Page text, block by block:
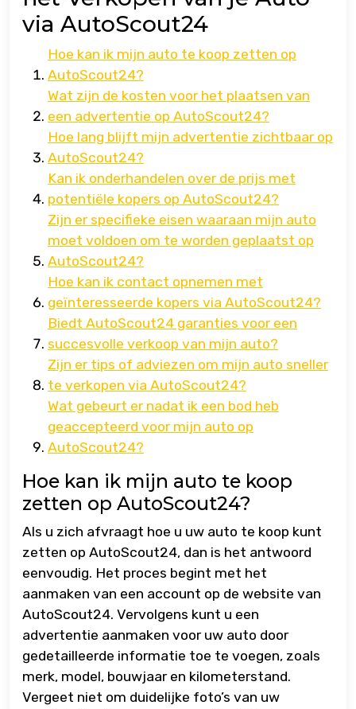
via AutoScout24
Hoe kan ik mijn auto te koop zetten op
AutoScout24?
Wat zijn de kosten voor het plaatsen van
een advertentie op AutoScout24?
Hoe lang blijft mijn advertentie zichtbaar op
AutoScout24?
Kan ik onderhandelen over de prijs met
potentiële kopers op AutoScout24?
Zijn er specifieke eisen waaraan mijn auto
moet voldoen om te worden geplaatst op
AutoScout24?
Hoe kan ik contact opnemen met
geïnteresseerde kopers via AutoScout24?
Biedt AutoScout24 garanties voor een
succesvolle verkoop van mijn auto?
Zijn er tips of adviezen om mijn auto sneller
te verkopen via AutoScout24?
Wat gebeurt er nadat ik een bod heb
geaccepteerd voor mijn auto op
AutoScout24?
Hoe kan ik mijn auto te koop
zetten op AutoScout24?
Als u zich afvraagt hoe u uw auto te koop kunt
zetten op AutoScout24, dan is het antwoord
eenvoudig. Het proces begint met het
aanmaken van een account op de website van
AutoScout24. Vervolgens kunt u een
advertentie aanmaken voor uw auto door
gedetailleerde informatie toe te voegen, zoals
merk, model, bouwjaar en kilometerstand.
Vergeet niet om duidelijke foto’s van uw